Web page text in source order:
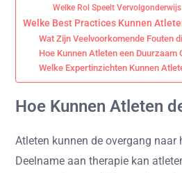
Welke Rol Speelt
Welke Best Practices Kunnen
Wat Zijn Veelvoorkomende Fouten
Hoe Kunnen Atleten een
Welke Expertinzichten Kunnen
Hoe Kunnen Atleten
Atleten kunnen de overgang
Deelname aan therapie kan